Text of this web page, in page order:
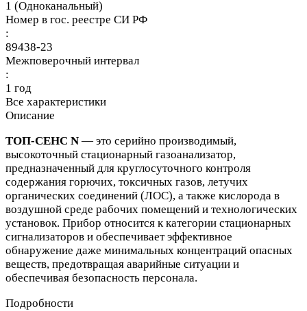
1 (Одноканальный)
Номер в гос. реестре СИ РФ
:
89438-23
Межповерочный интервал
:
1 год
Все характеристики
Описание
ТОП-СЕНС N — это серийно производимый,
высокоточный стационарный газоанализатор,
предназначенный для круглосуточного контроля
содержания горючих, токсичных газов, летучих
органических соединений (ЛОС), а также кислорода в
воздушной среде рабочих помещений и технологических
установок. Прибор относится к категории стационарных
сигнализаторов и обеспечивает эффективное
обнаружение даже минимальных концентраций опасных
веществ, предотвращая аварийные ситуации и
обеспечивая безопасность персонала.
Подробности